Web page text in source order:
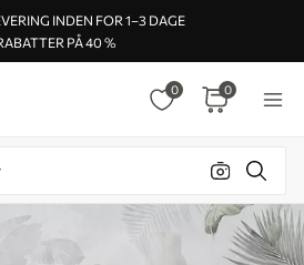
INDEN FOR 1–3 DAGE
PÅ 40 %
0 0